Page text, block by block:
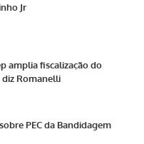
Jr
amplia fiscalização do
diz Romanelli
PEC da Bandidagem